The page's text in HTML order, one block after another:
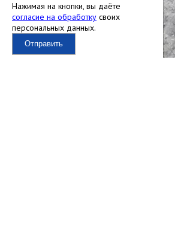
Нажимая на кнопки, вы даёте
согласие на обработку своих
персональных данных.
Отправить